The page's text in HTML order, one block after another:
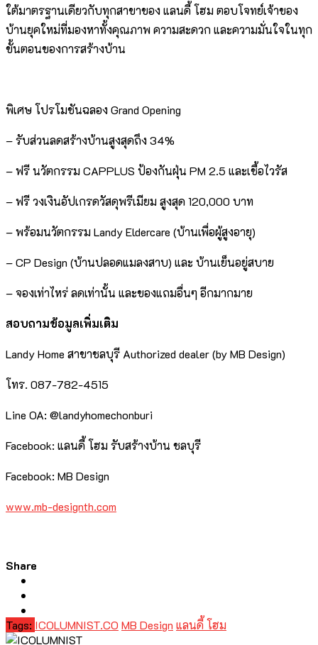
ใต้มาตรฐานเดียวกับทุกสาขาของ แลนดี้ โฮม ตอบโจทย์เจ้าของ
บ้านยุคใหม่ที่มองหาทั้งคุณภาพ ความสะดวก และความมั่นใจในทุก
ขั้นตอนของการสร้างบ้าน
พิเศษ โปรโมชันฉลอง Grand Opening
– รับส่วนลดสร้างบ้านสูงสุดถึง 34%
– ฟรี นวัตกรรม CAPPLUS ป้องกันฝุ่น PM 2.5 และเชื้อไวรัส
– ฟรี วงเงินอัปเกรดวัสดุพรีเมียม สูงสุด 120,000 บาท
– พร้อมนวัตกรรม Landy Eldercare (บ้านเพื่อผู้สูงอายุ)
– CP Design (บ้านปลอดแมลงสาบ) และ บ้านเย็นอยู่สบาย
– จองเท่าไหร่ ลดเท่านั้น และของแถมอื่นๆ อีกมากมาย
สอบถามข้อมูลเพิ่มเติม
Landy Home สาขาชลบุรี Authorized dealer (by MB Design)
โทร. 087-782-4515
Line OA: @landyhomechonburi
Facebook: แลนดี้ โฮม รับสร้างบ้าน ชลบุรี
Facebook: MB Design
www.mb-designth.com
Share
Tags: ICOLUMNIST.CO MB Design แลนดี้ โฮม